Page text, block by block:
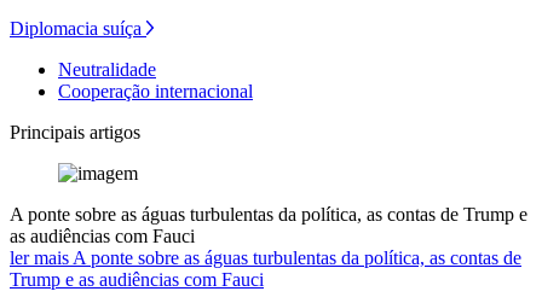
Diplomacia suíça
Neutralidade
Cooperação internacional
Principais artigos
A ponte sobre as águas turbulentas da política, as contas de Trump e
as audiências com Fauci
ler mais A ponte sobre as águas turbulentas da política, as contas de
Trump e as audiências com Fauci